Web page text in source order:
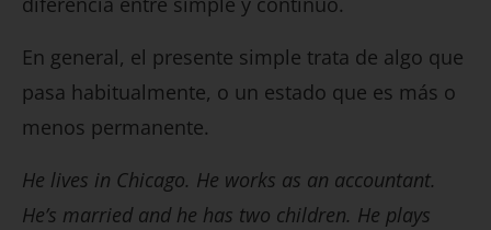
En general, el presente simple trata de algo que
pasa habitualmente, o un estado que es más o
menos permanente.
He lives in Chicago. He works as an accountant.
He’s married and he has two children. He plays